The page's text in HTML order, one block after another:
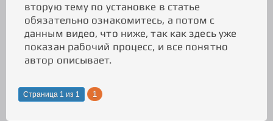
вторую тему по установке в статье
обязательно ознакомитесь, а потом с
данным видео, что ниже, так как здесь уже
показан рабочий процесс, и все понятно
автор описывает.
Страница 1 из 1 1